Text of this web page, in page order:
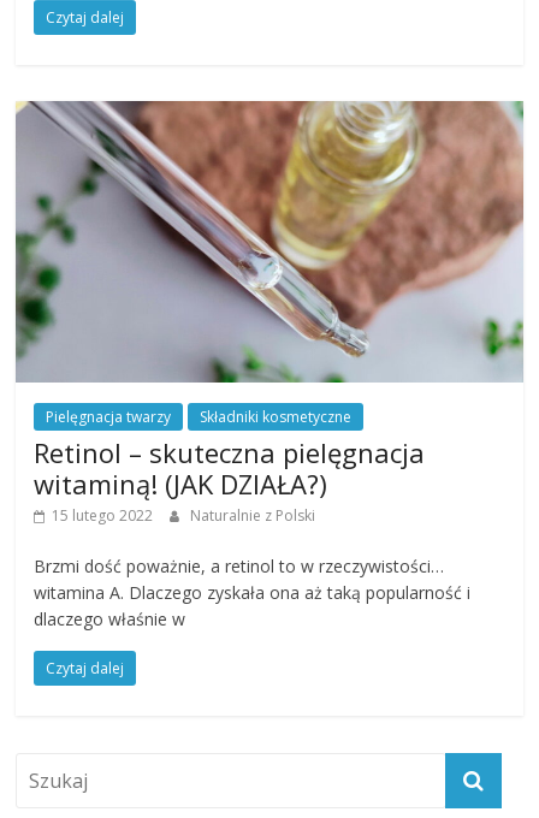
Czytaj dalej
Pielęgnacja twarzy Składniki kosmetyczne
Retinol – skuteczna pielęgnacja
witaminą! (JAK DZIAŁA?)
15 lutego 2022 Naturalnie z Polski
Brzmi dość poważnie, a retinol to w rzeczywistości…
witamina A. Dlaczego zyskała ona aż taką popularność i
dlaczego właśnie w
Czytaj dalej